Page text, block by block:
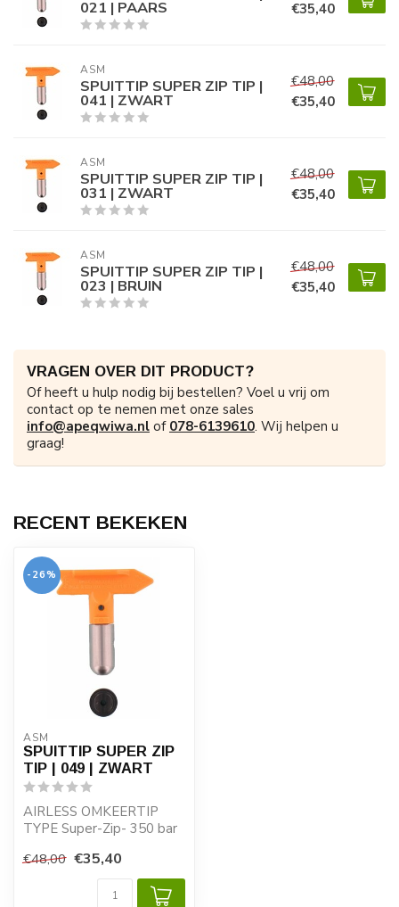
021 | PAARS €35,40
ASM
SPUITTIP SUPER ZIP TIP |
041 | ZWART
€48,00
€35,40
ASM
SPUITTIP SUPER ZIP TIP |
031 | ZWART
€48,00
€35,40
ASM
SPUITTIP SUPER ZIP TIP |
023 | BRUIN
€48,00
€35,40
VRAGEN OVER DIT PRODUCT?
Of heeft u hulp nodig bij bestellen? Voel u vrij om
contact op te nemen met onze sales
info@apeqwiwa.nl of 078-6139610. Wij helpen u
graag!
RECENT BEKEKEN
-26%
ASM
SPUITTIP SUPER ZIP
TIP | 049 | ZWART
AIRLESS OMKEERTIP
TYPE Super-Zip- 350 bar
KLEUR : ZWART = Maat
0,049 INCH [1,...
€48,00 €35,40